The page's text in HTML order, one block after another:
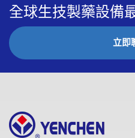
全球生技製藥設備
立即